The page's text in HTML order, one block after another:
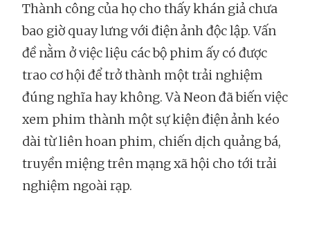
Thành công của họ cho thấy khán giả chưa
bao giờ quay lưng với điện ảnh độc lập. Vấn
đề nằm ở việc liệu các bộ phim ấy có được
trao cơ hội để trở thành một trải nghiệm
đúng nghĩa hay không. Và Neon đã biến việc
xem phim thành một sự kiện điện ảnh kéo
dài từ liên hoan phim, chiến dịch quảng bá,
truyền miệng trên mạng xã hội cho tới trải
nghiệm ngoài rạp.